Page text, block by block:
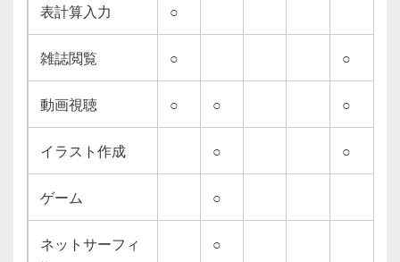
表計算入力 ○
雑誌閲覧 ○ ○
動画視聴 ○ ○ ○
イラスト作成 ○ ○
ゲーム ○
ネットサーフィ
○